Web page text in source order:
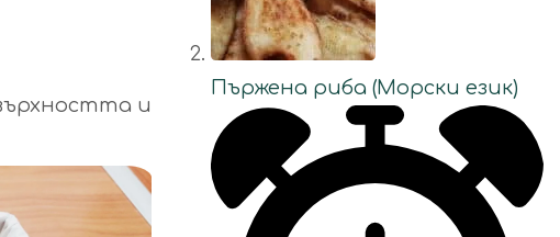
и
Пържена риба (Морски език)